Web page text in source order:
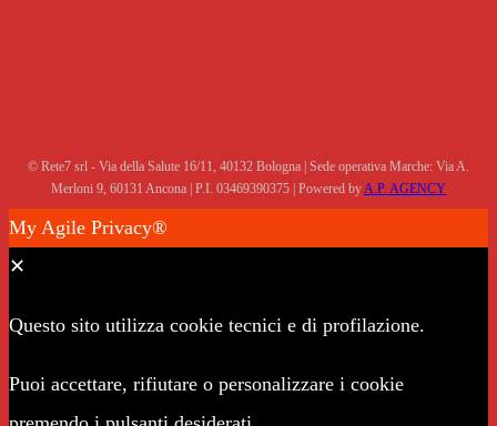
© Rete7 srl - Via della Salute 16/11, 40132 Bologna | Sede operativa Marche: Via A.
Merloni 9, 60131 Ancona | P.I. 03469390375 | Powered by A.P. AGENCY
My Agile Privacy®
✕
Questo sito utilizza cookie tecnici e di profilazione.
Puoi accettare, rifiutare o personalizzare i cookie